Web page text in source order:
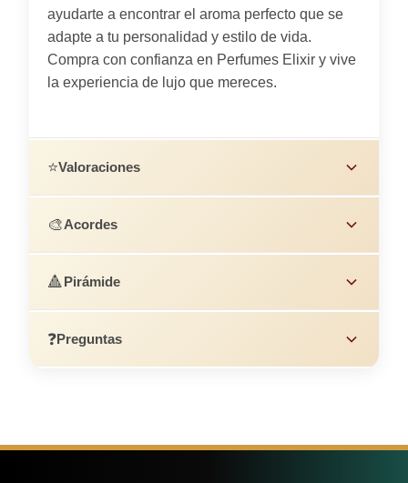
ayudarte a encontrar el aroma perfecto que se
adapte a tu personalidad y estilo de vida.
Compra con confianza en Perfumes Elixir y vive
la experiencia de lujo que mereces.
⭐Valoraciones
🎨Acordes
🔺Pirámide
❓Preguntas